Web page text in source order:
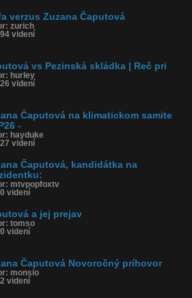
verzus Zuzana Čaputová
zurich
videní
vs Pezinská skládka | Reč pri
hurley
videní
Čaputová na klimatickom samite
-
hayduke
videní
Čaputová, kandidátka na
mtvpopfoxtv
videní
a jej prejav
tomso
videní
Čaputová Novoročný príhovor
monsio
videní